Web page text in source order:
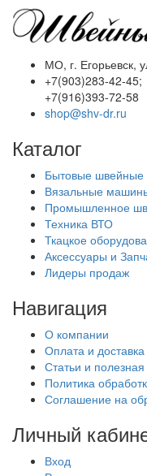
МО, г. Егорьевск,
+7(903)283-42-45;
+7(916)393-72-58
shop@shv-dr.ru
Каталог
Бытовые
Вязальные
Промышленное
Техника ВТО
Ткацкое
Аксессуары и
Лидеры продаж
Навигация
О компании
Оплата и доставка
Статьи и
Политика
Соглашение на
Личный
Вход